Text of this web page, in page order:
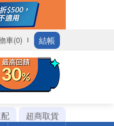
車(0) 結帳
超商取貨